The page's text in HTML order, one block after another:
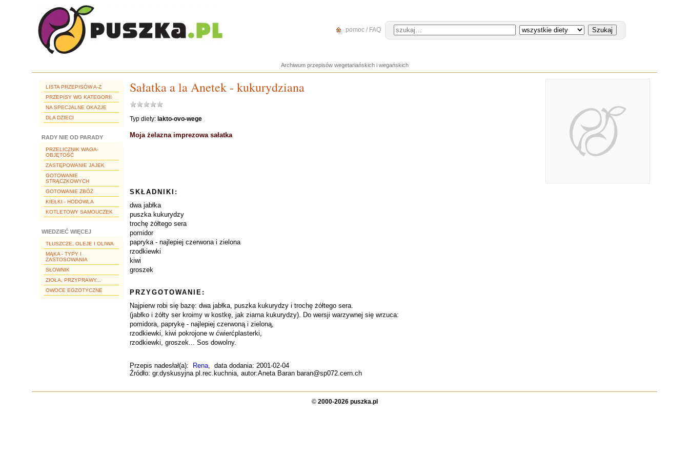
pomoc / FAQ
Archiwum przepisów wegetariańskich i wegańskich
LISTA PRZEPISÓW A-Z
PRZEPISY WG KATEGORII
NA SPECJALNE OKAZJE
DLA DZIECI
RADY NIE OD PARADY
PRZELICZNIK WAGA-
OBJĘTOŚĆ
ZASTĘPOWANIE JAJEK
GOTOWANIE
STRĄCZKOWYCH
GOTOWANIE ZBÓŻ
KIEŁKI - HODOWLA
KOTLETOWY SAMOUCZEK
WIEDZIEĆ WIĘCEJ
TŁUSZCZE, OLEJE I OLIWA
MĄKA - TYPY I
ZASTOSOWANIA
SŁOWNIK
ZIOŁA, PRZYPRAWY...
OWOCE EGZOTYCZNE
Sałatka a la Anetek - kukurydziana
Typ diety: lakto-ovo-wege
Moja żelazna imprezowa sałatka
SKŁADNIKI:
dwa jabłka
puszka kukurydzy
trochę żółtego sera
pomidor
papryka - najlepiej czerwona i zielona
rzodkiewki
kiwi
groszek
PRZYGOTOWANIE:
Najpierw robi się bazę: dwa jabłka, puszka kukurydzy i trochę żółtego sera.
(jabłko i żółty ser kroimy w kostkę, jak ziarna kukurydzy). Do wersji warzywnej się wrzuca:
pomidora, paprykę - najlepiej czerwoną i zieloną,
rzodkiewki, kiwi pokrojone w ćwierćplasterki,
rzodkiewki, groszek... Sos dowolny.
Przepis nadesłał(a): Rena, data dodania: 2001-02-04
Źródło: gr.dyskusyjna pl.rec.kuchnia, autor:Aneta Baran baran@sp072.cern.ch
© 2000-2026 puszka.pl